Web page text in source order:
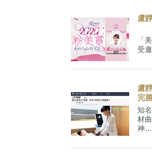
盧
「
受
盧
完
知
材
神…